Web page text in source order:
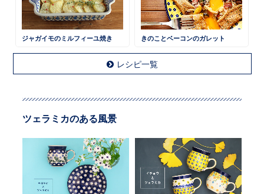
ジャガイモのミルフィーユ焼き きのことベーコンのガレット
レシピ一覧
ツェラミカのある風景